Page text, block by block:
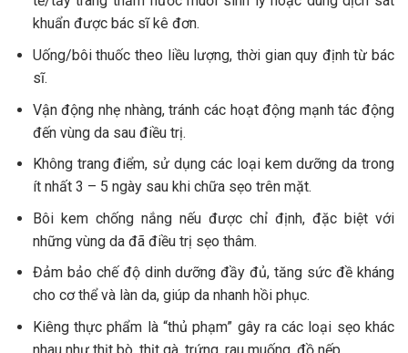
khuẩn được bác sĩ kê đơn.
Uống/bôi thuốc theo liều lượng, thời gian quy định từ bác
sĩ.
Vận động nhẹ nhàng, tránh các hoạt động mạnh tác động
đến vùng da sau điều trị.
Không trang điểm, sử dụng các loại kem dưỡng da trong
ít nhất 3 – 5 ngày sau khi chữa sẹo trên mặt.
Bôi kem chống nắng nếu được chỉ định, đặc biệt với
những vùng da đã điều trị sẹo thâm.
Đảm bảo chế độ dinh dưỡng đầy đủ, tăng sức đề kháng
cho cơ thể và làn da, giúp da nhanh hồi phục.
Kiêng thực phẩm là “thủ phạm” gây ra các loại sẹo khác